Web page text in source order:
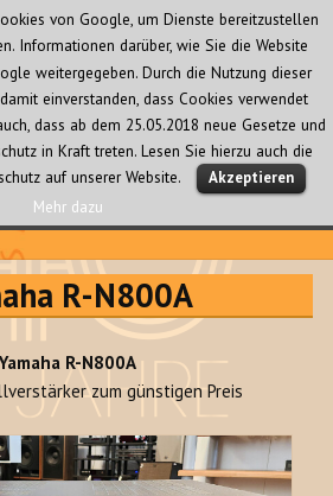
MENÜ
UND
R-N800A
Yamaha R-N800A
zum günstigen Preis
von Google, um Dienste bereitzustellen
Informationen darüber, wie Sie die Website
weitergegeben. Durch die Nutzung dieser
einverstanden, dass Cookies verwendet
dass ab dem 25.05.2018 neue Gesetze und
in Kraft treten. Lesen Sie hierzu auch die
auf unserer Website.
Akzeptieren
Mehr dazu